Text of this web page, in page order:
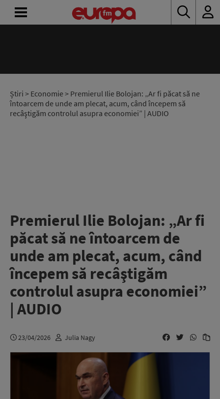
Știri > Economie> Premierul Ilie Bolojan: „Ar fi păcat să ne
întoarcem de unde am plecat, acum, când începem să
recâştigăm controlul asupra economiei” | AUDIO
Premierul Ilie Bolojan: „Ar fi
păcat să ne întoarcem de
unde am plecat, acum, când
începem să recâştigăm
controlul asupra economiei”
| AUDIO
23/04/2026 Julia Nagy
RADIO
CONCURSURI